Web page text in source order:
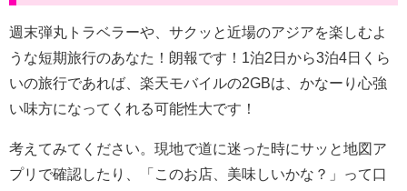
週末弾丸トラベラーや、サクッと近場のアジアを楽しむよ
うな短期旅行のあなた！朗報です！1泊2日から3泊4日くら
いの旅行であれば、楽天モバイルの2GBは、かなーり心強
い味方になってくれる可能性大です！
考えてみてください。現地で道に迷った時にサッと地図ア
プリで確認したり、「このお店、美味しいかな？」って口